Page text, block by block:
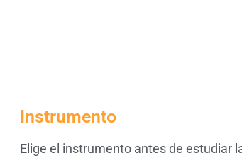
Instrumento
Elige el instrumento antes de estudiar